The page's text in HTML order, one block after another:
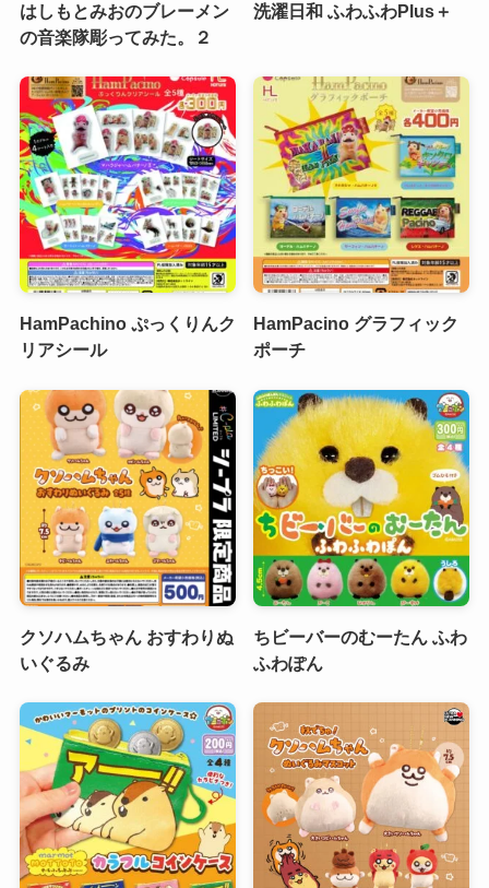
はしもとみおのブレーメン
の音楽隊彫ってみた。２
洗濯日和 ふわふわPlus＋
HamPachino ぷっくりんク
リアシール
HamPacino グラフィック
ポーチ
クソハムちゃん おすわりぬ
いぐるみ
ちビーバーのむーたん ふわ
ふわぽん